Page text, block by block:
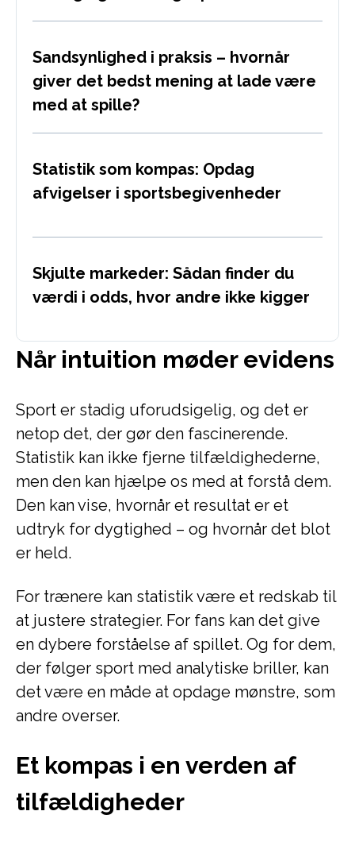
Sandsynlighed i praksis – hvornår
giver det bedst mening at lade være
med at spille?
Statistik som kompas: Opdag
afvigelser i sportsbegivenheder
Skjulte markeder: Sådan finder du
værdi i odds, hvor andre ikke kigger
Når intuition møder evidens
Sport er stadig uforudsigelig, og det er
netop det, der gør den fascinerende.
Statistik kan ikke fjerne tilfældighederne,
men den kan hjælpe os med at forstå dem.
Den kan vise, hvornår et resultat er et
udtryk for dygtighed – og hvornår det blot
er held.
For trænere kan statistik være et redskab til
at justere strategier. For fans kan det give
en dybere forståelse af spillet. Og for dem,
der følger sport med analytiske briller, kan
det være en måde at opdage mønstre, som
andre overser.
Et kompas i en verden af
tilfældigheder